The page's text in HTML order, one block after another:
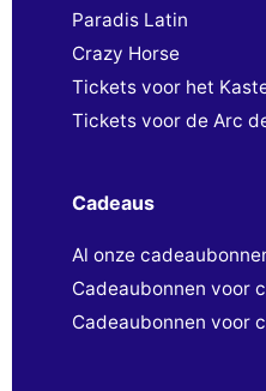
Paradis Latin
Crazy Horse
Tickets voor het
Tickets voor de Arc
Cadeaus
Al onze
Cadeaubonnen voor
Cadeaubonnen voor